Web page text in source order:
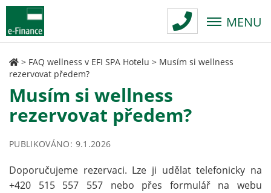
MENU
> FAQ wellness v EFI SPA Hotelu > Musím si wellness
rezervovat předem?
Musím si wellness
rezervovat předem?
PUBLIKOVÁNO: 9.1.2026
Doporučujeme rezervaci. Lze ji udělat telefonicky na
+420 515 557 557 nebo přes formulář na webu